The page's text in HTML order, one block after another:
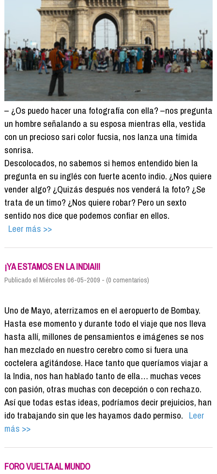
– ¿Os puedo hacer una fotografía con ella? –nos pregunta
un hombre señalando a su esposa mientras ella, vestida
con un precioso sari color fucsia, nos lanza una tímida
sonrisa.
Descolocados, no sabemos si hemos entendido bien la
pregunta en su inglés con fuerte acento indio. ¿Nos quiere
vender algo? ¿Quizás después nos venderá la foto? ¿Se
trata de un timo? ¿Nos quiere robar? Pero un sexto
sentido nos dice que podemos confiar en ellos.
Leer más >>
¡YA ESTAMOS EN LA INDIA!!!
Publicado el Miércoles 06-05-2009 - (0 comentarios)
Uno de Mayo, aterrizamos en el aeropuerto de Bombay.
Hasta ese momento y durante todo el viaje que nos lleva
hasta allí, millones de pensamientos e imágenes se nos
han mezclado en nuestro cerebro como si fuera una
coctelera agitándose. Hace tanto que queríamos viajar a
la India, nos han hablado tanto de ella… muchas veces
con pasión, otras muchas con decepción o con rechazo.
Así que todas estas ideas, podríamos decir prejuicios, han
ido trabajando sin que les hayamos dado permiso. Leer
más >>
FORO VUELTA AL MUNDO